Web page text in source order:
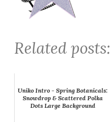
Related posts:
Uniko Intro - Spring Botanicals:
Snowdrop & Scattered Polka
Dots Large Background